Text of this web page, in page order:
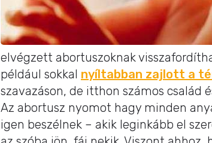
elvégzett abortuszoknak
például sokkal nyíltabban zajlott a
szavazáson, de itthon számos család
Az abortusz nyomot hagy minden
igen beszélnek – akik leginkább el